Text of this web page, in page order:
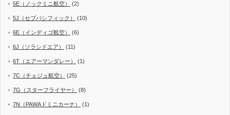
5E（ノックミニ航空） (2)
5J（セブパシフィック） (10)
6E（インディゴ航空） (6)
6J（ソラシドエア） (11)
6T（エアーマンダレー） (1)
7C（チェジュ航空） (25)
7G（スターフライヤー） (8)
7N（PAWAドミニカーナ） (1)